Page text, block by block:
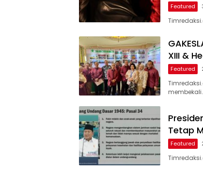
Featured
XIII &
Featured
Tetap
Featured